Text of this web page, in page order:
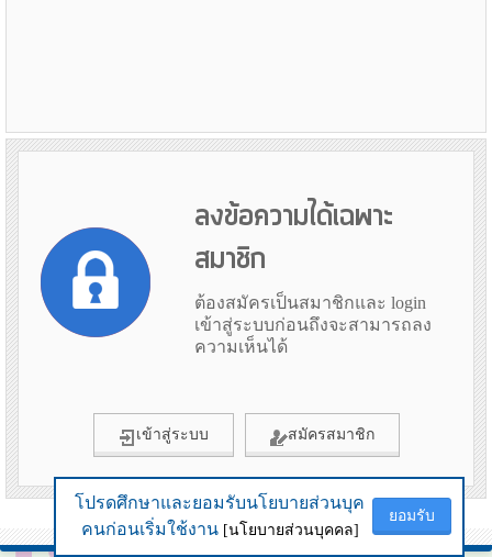
โปรดศึกษาและยอมรับนโยบายส่วนบุค
คนก่อนเริ่มใช้งาน [นโยบายส่วนบุคคล]
ยอมรับ
ลงข้อความได้เฉพาะ
สมาชิก
ต้องสมัครเป็นสมาชิกและ login
เข้าสู่ระบบก่อนถึงจะสามารถลง
ความเห็นได้
เข้าสู่ระบบ สมัครสมาชิก
ข้อมูลเมื่อ 6th August 2026 10:04
โปรดศึกษาและยอมรับนโยบายส่วนบุค
คนก่อนเริ่มใช้งาน [นโยบายส่วนบุคคล]
ยอมรับ